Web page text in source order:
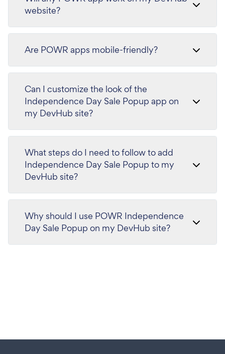
website?
Are POWR apps mobile-friendly?
Can I customize the look of the
Independence Day Sale Popup app on
my DevHub site?
What steps do I need to follow to add
Independence Day Sale Popup to my
DevHub site?
Why should I use POWR Independence
Day Sale Popup on my DevHub site?